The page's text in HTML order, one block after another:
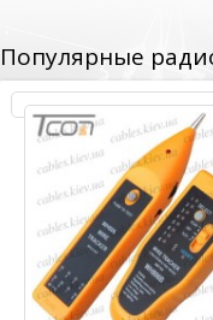
Популярные